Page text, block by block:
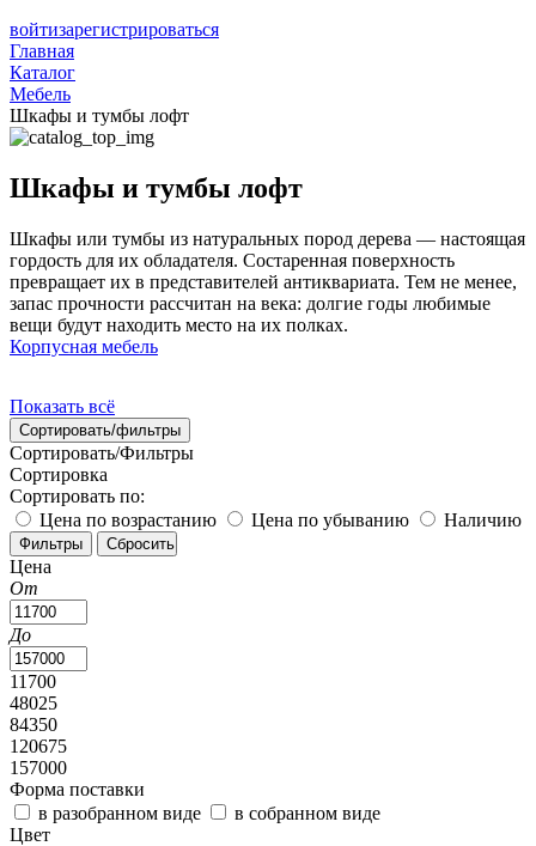
войтизарегистрироваться
Главная
Каталог
Мебель
Шкафы и тумбы лофт
Шкафы и тумбы лофт
Шкафы или тумбы из натуральных пород дерева — настоящая
гордость для их обладателя. Состаренная поверхность
превращает их в представителей антиквариата. Тем не менее,
запас прочности рассчитан на века: долгие годы любимые
вещи будут находить место на их полках.
Корпусная мебель
Показать всё
Сортировать/фильтры
Сортировать/Фильтры
Сортировка
Сортировать по:
Цена по возрастанию
Цена по убыванию Наличию
Цена
От
До
11700
48025
84350
120675
157000
Форма поставки
в разобранном виде
в собранном виде
Цвет